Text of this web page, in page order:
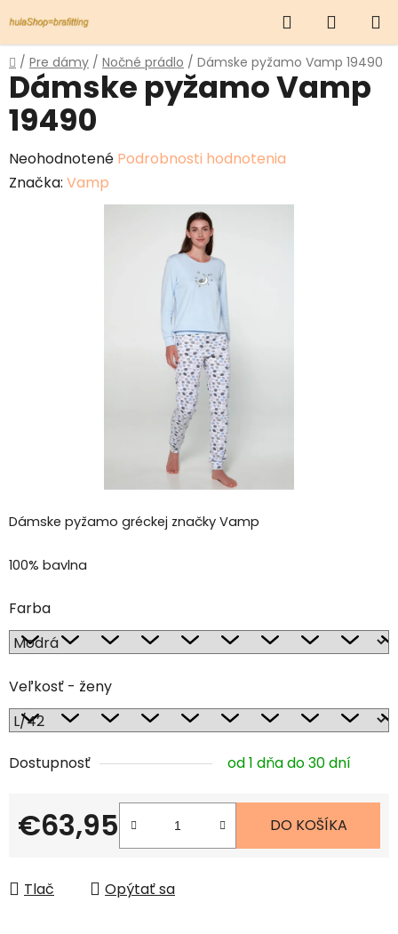
na
obsah
Hľadať
KOŠÍK
Domov
/ Pre dámy / Nočné prádlo / Dámske pyžamo Vamp 19490
Dámske pyžamo gréckej značky Vamp
100% bavlna
Farba
Veľkosť - ženy
Dostupnosť od 1 dňa do 30 dní
€63,95
Jednotková cena:
DO KOŠÍKA
Tlač Opýtať sa
Dámske pyžamo Vamp
19490
Priemerné
hodnotenie
Neohodnotené Podrobnosti hodnotenia
Značka: Vamp